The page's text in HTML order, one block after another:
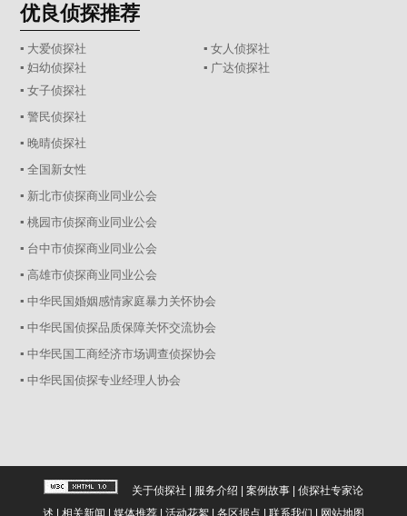
优良侦探推荐
▪ 大爱侦探社
▪ 女人侦探社
▪ 妇幼侦探社
▪ 广达侦探社
▪ 女子侦探社
▪ 警民侦探社
▪ 晚晴侦探社
▪ 全国新女性
▪ 新北市侦探商业同业公会
▪ 桃园市侦探商业同业公会
▪ 台中市侦探商业同业公会
▪ 高雄市侦探商业同业公会
▪ 中华民国婚姻感情家庭暴力关怀协会
▪ 中华民国侦探品质保障关怀交流协会
▪ 中华民国工商经济市场调查侦探协会
▪ 中华民国侦探专业经理人协会
关于侦探社 | 服务介绍 | 案例故事| 侦探社专家论
述 | 相关新闻 | 媒体推荐| 活动花絮| 各区据点 | 联系我们 | 网站地图